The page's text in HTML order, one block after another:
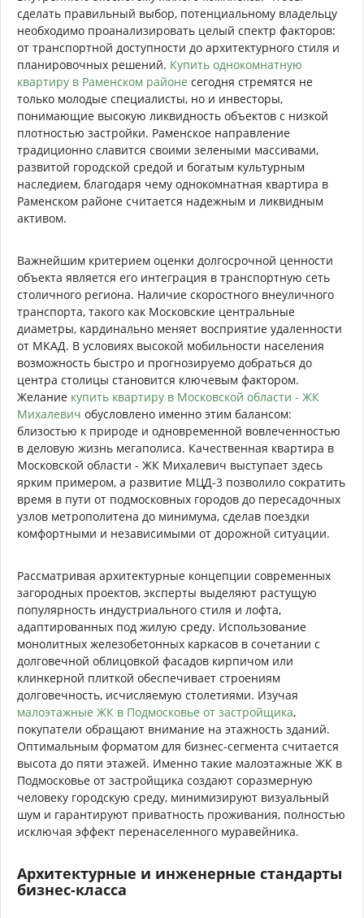
сделать правильный выбор, потенциальному владельцу
необходимо проанализировать целый спектр факторов:
от транспортной доступности до архитектурного стиля и
планировочных решений. Купить однокомнатную
квартиру в Раменском районе сегодня стремятся не
только молодые специалисты, но и инвесторы,
понимающие высокую ликвидность объектов с низкой
плотностью застройки. Раменское направление
традиционно славится своими зелеными массивами,
развитой городской средой и богатым культурным
наследием, благодаря чему однокомнатная квартира в
Раменском районе считается надежным и ликвидным
активом.
Важнейшим критерием оценки долгосрочной ценности
объекта является его интеграция в транспортную сеть
столичного региона. Наличие скоростного внеуличного
транспорта, такого как Московские центральные
диаметры, кардинально меняет восприятие удаленности
от МКАД. В условиях высокой мобильности населения
возможность быстро и прогнозируемо добраться до
центра столицы становится ключевым фактором.
Желание купить квартиру в Московской области - ЖК
Михалевич обусловлено именно этим балансом:
близостью к природе и одновременной вовлеченностью
в деловую жизнь мегаполиса. Качественная квартира в
Московской области - ЖК Михалевич выступает здесь
ярким примером, а развитие МЦД-3 позволило сократить
время в пути от подмосковных городов до пересадочных
узлов метрополитена до минимума, сделав поездки
комфортными и независимыми от дорожной ситуации.
Рассматривая архитектурные концепции современных
загородных проектов, эксперты выделяют растущую
популярность индустриального стиля и лофта,
адаптированных под жилую среду. Использование
монолитных железобетонных каркасов в сочетании с
долговечной облицовкой фасадов кирпичом или
клинкерной плиткой обеспечивает строениям
долговечность, исчисляемую столетиями. Изучая
малоэтажные ЖК в Подмосковье от застройщика,
покупатели обращают внимание на этажность зданий.
Оптимальным форматом для бизнес-сегмента считается
высота до пяти этажей. Именно такие малоэтажные ЖК в
Подмосковье от застройщика создают соразмерную
человеку городскую среду, минимизируют визуальный
шум и гарантируют приватность проживания, полностью
исключая эффект перенаселенного муравейника.
Архитектурные и инженерные стандарты
бизнес-класса